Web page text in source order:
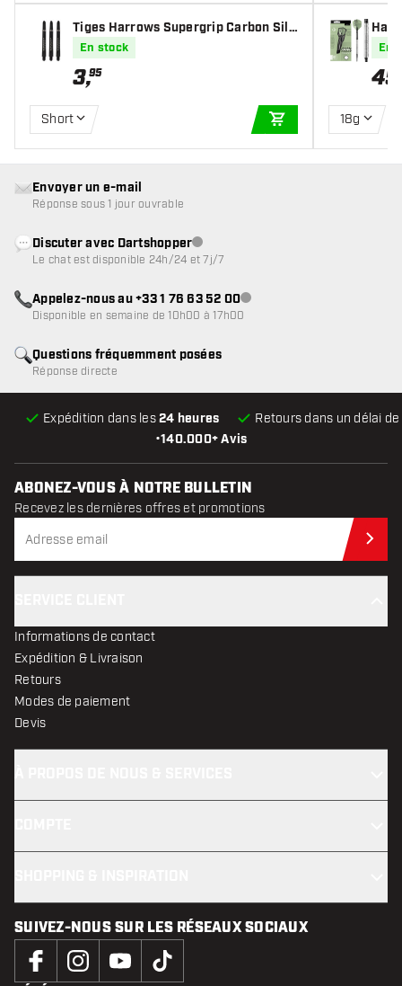
Tiges Harrows Supergrip Carbon Silv
er
En stock
3,95
Short
AJOUTER AU
p -
En
45
18g
•140.000+ Avis
Expédition dans les24 heures Retours dans un délai de
Questions fréquemment posées
Réponse directe
Envoyer un e-mail
Réponse sous 1 jour ouvrable
Discuter avec DartshopperService client indisponible
Le chat est disponible 24h/24 et 7j/7
Appelez-nous au +33 1 76 63 52 00Service client indisponible
Disponible en semaine de 10h00 à 17h00
ABONEZ-VOUS À NOTRE BULLETIN
Recevez les dernières offres et promotions
Informations de contact
Expédition & Livraison
Retours
Modes de paiement
Devis
SUIVEZ-NOUS SUR LES RÉSEAUX SOCIAUX